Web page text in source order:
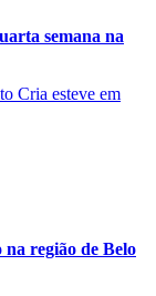
semana na
Cria esteve em
região de Belo